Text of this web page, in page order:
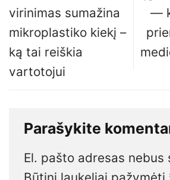
virinimas sumažina
mikroplastiko kiekį –
ką tai reiškia
vartotojui
—
Parašykite
El. pašto adresas nebus